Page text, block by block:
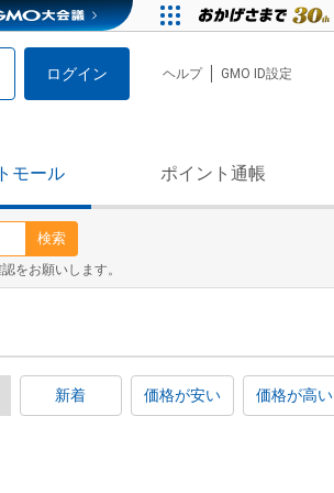
ログイン ヘルプ GMO ID設定
モール ポイント通帳
検索
をお願いします。
新着 価格が安い 価格が高い